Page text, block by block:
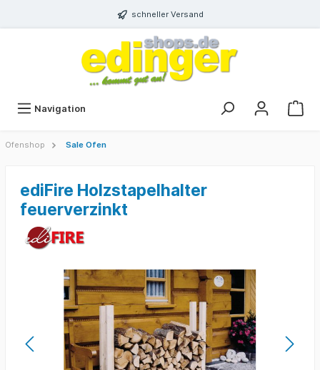
schneller Versand
Navigation
Ofenshop Sale Ofen
ediFire Holzstapelhalter
feuerverzinkt